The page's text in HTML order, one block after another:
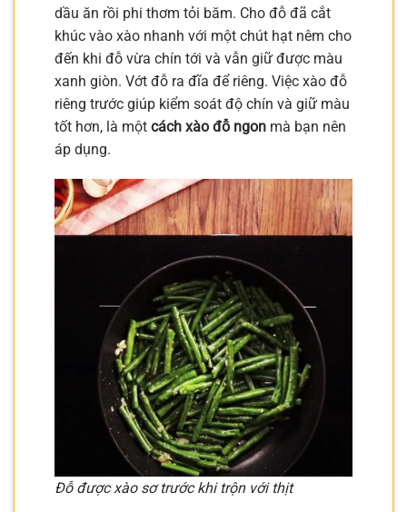
dầu ăn rồi phi thơm tỏi băm. Cho đỗ đã cắt
khúc vào xào nhanh với một chút hạt nêm cho
đến khi đỗ vừa chín tới và vẫn giữ được màu
xanh giòn. Vớt đỗ ra đĩa để riêng. Việc xào đỗ
riêng trước giúp kiểm soát độ chín và giữ màu
tốt hơn, là một cách xào đỗ ngon mà bạn nên
áp dụng.
Đỗ được xào sơ trước khi trộn với thịt